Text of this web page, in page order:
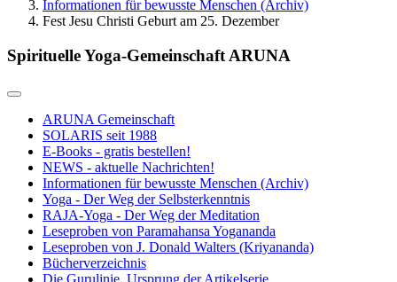
Informationen für bewusste Menschen (Archiv)
Fest Jesu Christi Geburt am 25. Dezember
Spirituelle Yoga-Gemeinschaft ARUNA
ARUNA Gemeinschaft
SOLARIS seit 1988
E-Books - gratis bestellen!
NEWS - aktuelle Nachrichten!
Informationen für bewusste Menschen (Archiv)
Yoga - Der Weg der Selbsterkenntnis
RAJA-Yoga - Der Weg der Meditation
Leseproben von Paramahansa Yogananda
Leseproben von J. Donald Walters (Kriyananda)
Bücherverzeichnis